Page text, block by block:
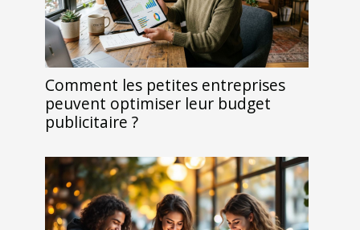
Comment les petites entreprises
peuvent optimiser leur budget
publicitaire ?